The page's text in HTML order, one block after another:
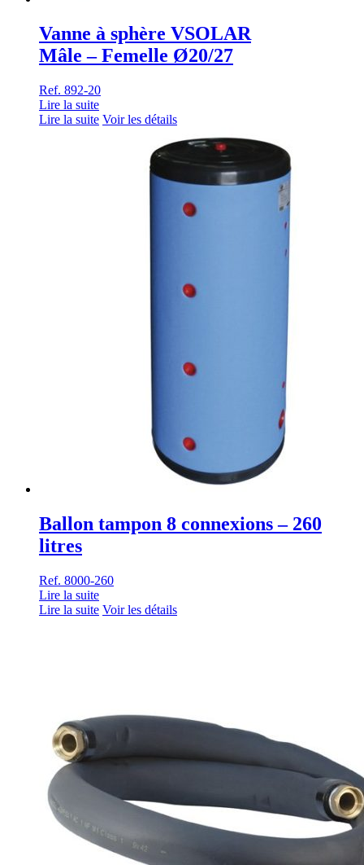
Vanne à sphère VSOLAR
Mâle – Femelle Ø20/27
Ref. 892-20
Lire la suite
Lire la suite Voir les détails
Ballon tampon 8 connexions – 260
litres
Ref. 8000-260
Lire la suite
Lire la suite Voir les détails